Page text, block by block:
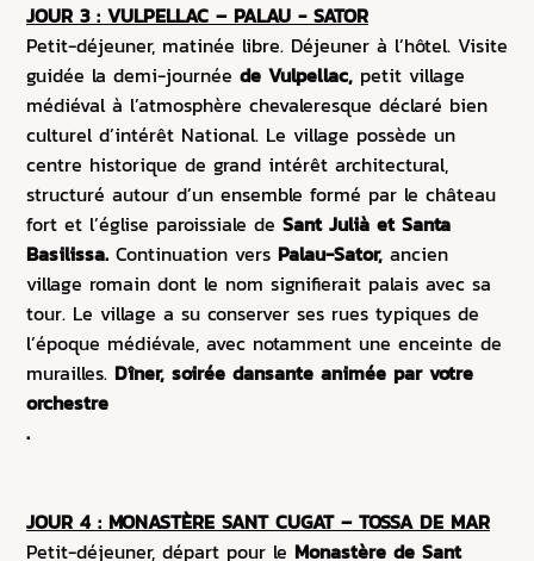
JOUR 3 : VULPELLAC – PALAU - SATOR
Petit-déjeuner, matinée libre. Déjeuner à l’hôtel. Visite
guidée la demi-journée de Vulpellac, petit village
médiéval à l’atmosphère chevaleresque déclaré bien
culturel d’intérêt National. Le village possède un
centre historique de grand intérêt architectural,
structuré autour d’un ensemble formé par le château
fort et l’église paroissiale de Sant Julià et Santa
Basilissa. Continuation vers Palau-Sator, ancien
village romain dont le nom signifierait palais avec sa
tour. Le village a su conserver ses rues typiques de
l’époque médiévale, avec notamment une enceinte de
murailles. Dîner, soirée dansante animée par votre
orchestre
.
JOUR 4 : MONASTÈRE SANT CUGAT – TOSSA DE MAR
Petit-déjeuner, départ pour le Monastère de Sant